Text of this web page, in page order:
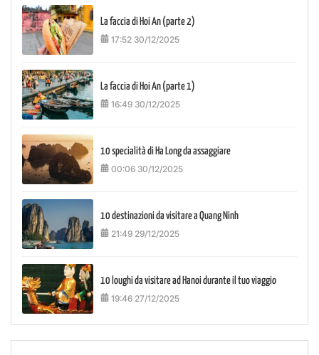
La faccia di Hoi An (parte 2)
17:52 30/12/2025
La faccia di Hoi An (parte 1)
16:49 30/12/2025
10 specialità di Ha Long da assaggiare
00:06 30/12/2025
10 destinazioni da visitare a Quang Ninh
21:49 29/12/2025
10 loughi da visitare ad Hanoi durante il tuo viaggio
19:46 27/12/2025